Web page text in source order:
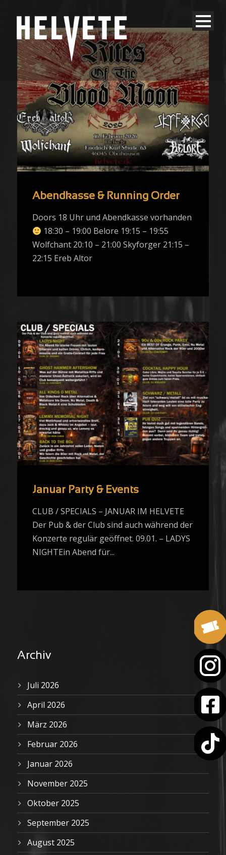
Abendkasse & Running Order
Doors 18 Uhr und Abendkasse vorhanden
18:30 – 19:00 Belore 19:15 – 19:55
Wolfchant 20:10 – 21:00 Skyforger 21:15 –
22:15 Ereb Altor
Januar Party & Events
CLUB / SPECIALS – JANUAR IM HELVETE
Der Pub & der Club sind auch während der
Konzerte regulär geöffnet. 09.01. – LADYS
NIGHTEin Abend für...
Archiv
Juli 2026
April 2026
März 2026
Februar 2026
Januar 2026
November 2025
Oktober 2025
September 2025
August 2025